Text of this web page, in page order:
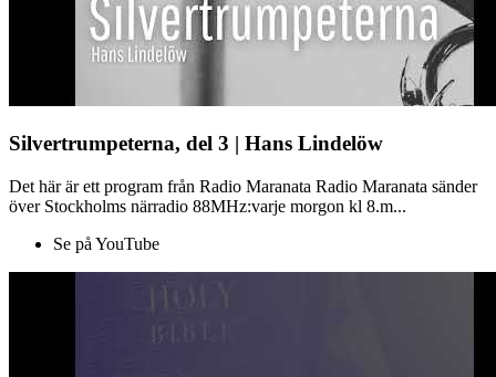
Silvertrumpeterna, del 3 | Hans Lindelöw
Det här är ett program från Radio Maranata Radio Maranata sänder
över Stockholms närradio 88MHz:varje morgon kl 8.m...
Se på YouTube